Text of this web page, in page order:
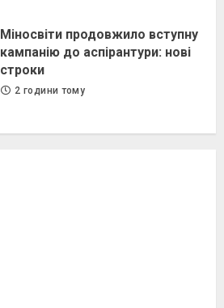
Міносвіти продовжило вступну
кампанію до аспірантури: нові
строки
2 години тому